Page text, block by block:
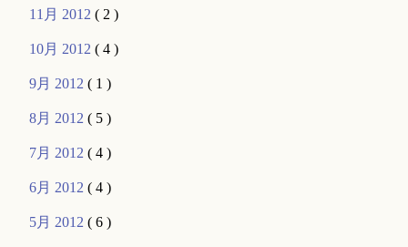
11月 2012( 2 )
10月 2012( 4 )
9月 2012( 1 )
8月 2012( 5 )
7月 2012( 4 )
6月 2012( 4 )
5月 2012( 6 )